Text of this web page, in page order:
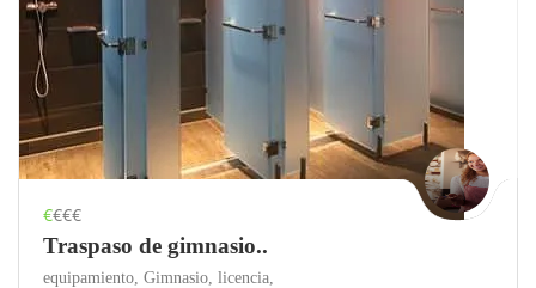
€€€€
Traspaso de gimnasio..
equipamiento, Gimnasio, licencia,